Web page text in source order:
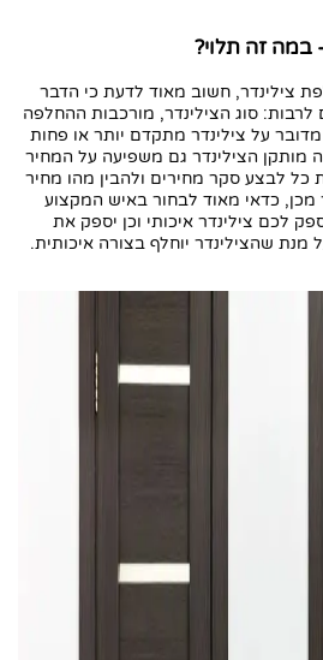
במה זה תלוי?
צילינדר, חשוב מאוד לדעת כי הדבר
לרבות: סוג הצילינדר, מורכבות ההחלפה
על צילינדר מתקדם יותר או פחות
מותקן הצילינדר גם משפיעה על המחיר
כל לבצע סקר מחירים ולהבין מהו מחיר
מכן, כדאי מאוד לבחור באיש המקצוע
לכם צילינדר איכותי וכן יספק את
מנת שהצילינדר יוחלף בצורה איכותית.